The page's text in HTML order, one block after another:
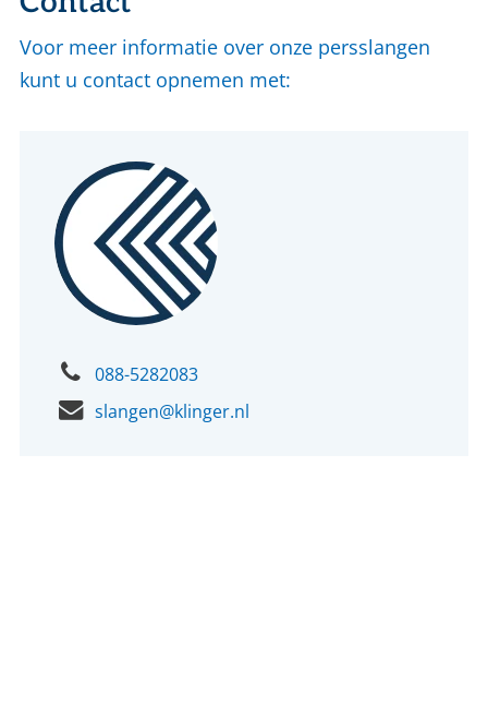
Voor meer informatie over onze persslangen
kunt u contact opnemen met:
088-5282083
slangen@klinger.nl